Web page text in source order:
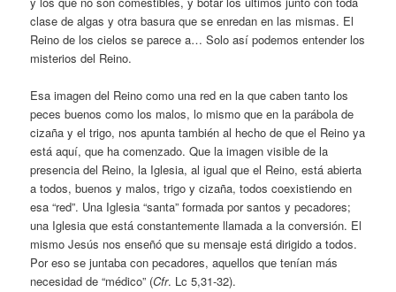
clase de algas y otra basura que se enredan en las mismas. El
Reino de los cielos se parece a… Solo así podemos entender los
misterios del Reino.
Esa imagen del Reino como una red en la que caben tanto los
peces buenos como los malos, lo mismo que en la parábola de
cizaña y el trigo, nos apunta también al hecho de que el Reino ya
está aquí, que ha comenzado. Que la imagen visible de la
presencia del Reino, la Iglesia, al igual que el Reino, está abierta
a todos, buenos y malos, trigo y cizaña, todos coexistiendo en
esa “red”. Una Iglesia “santa” formada por santos y pecadores;
una Iglesia que está constantemente llamada a la conversión. El
mismo Jesús nos enseñó que su mensaje está dirigido a todos.
Por eso se juntaba con pecadores, aquellos que tenían más
necesidad de “médico” (Cfr. Lc 5,31-32).